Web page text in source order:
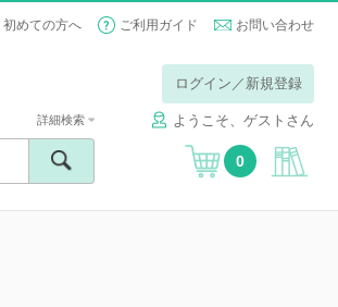
初めての方へ ご利用ガイド お問い合わせ
ログイン／新規登録
ようこそ、ゲストさん
詳細検索
0